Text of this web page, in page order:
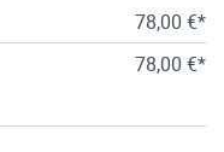
78,00 €*
78,00 €*